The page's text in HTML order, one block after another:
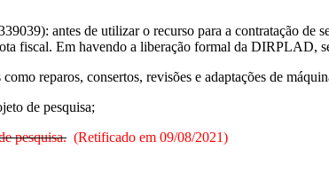
antes de utilizar o recurso para a contratação de
fiscal. Em havendo a liberação formal da DIRPLAD,
reparos, consertos, revisões e adaptações de
de pesquisa;
pesquisa. (Retificado em 09/08/2021)